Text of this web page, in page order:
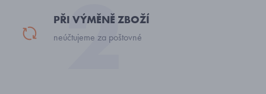
PŘI VÝMĚNĚ ZBOŽÍ
neúčtujeme za poštovné